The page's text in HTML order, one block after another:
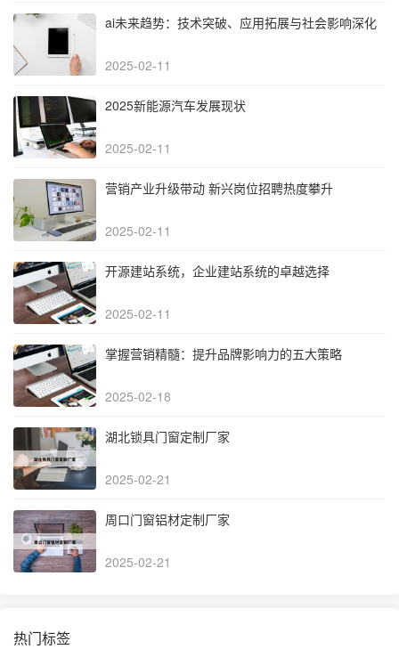
‌ai未来趋势：技术突破、应用拓展与社会影响深化‌
2025-02-11
2025新能源汽车发展现状
2025-02-11
营销产业升级带动 新兴岗位招聘热度攀升
2025-02-11
开源建站系统，企业建站系统的卓越选择
2025-02-11
掌握营销精髓：提升品牌影响力的五大策略
2025-02-18
湖北锁具门窗定制厂家
2025-02-21
周口门窗铝材定制厂家
2025-02-21
热门标签